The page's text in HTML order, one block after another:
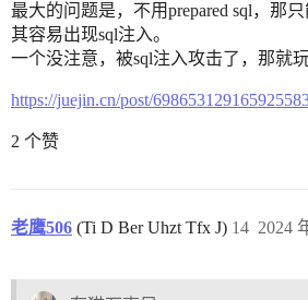
最大的问题是，不用prepared sql，那
其容易出现sql注入。
一个没注意，被sql注入攻击了，那就玩
https://juejin.cn/post/
2 个赞
老鹰506 (Ti D Ber Uhzt Tfx J) 2024
14